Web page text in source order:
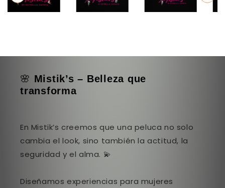
🌸 Mistik’s – Belleza que
transforma
En Mistik’s creemos que una peluca no solo
cambia el look, sino también la actitud, la
seguridad y el alma. 💫
Diseñamos experiencias para mujeres